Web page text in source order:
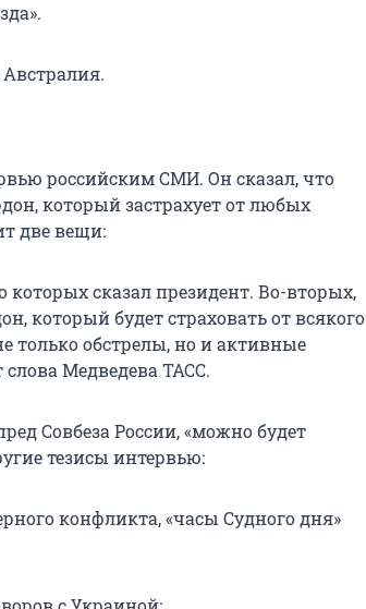
российским СМИ. Он сказал, что
который застрахует от любых
две вещи:
сказал президент. Во-вторых,
который будет страховать от всякого
только обстрелы, но и активные
Медведева ТАСС.
Совбеза России, «можно будет
тезисы интервью:
конфликта, «часы Судного дня»